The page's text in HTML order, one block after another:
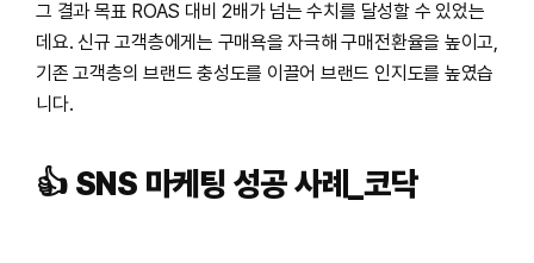
그 결과 목표 ROAS 대비 2배가 넘는 수치를 달성할 수 있었는
데요. 신규 고객층에게는 구매욕을 자극해 구매전환율을 높이고,
기존 고객층의 브랜드 충성도를 이끌어 브랜드 인지도를 높였습
니다.
👍 SNS 마케팅 성공사례 _코닥